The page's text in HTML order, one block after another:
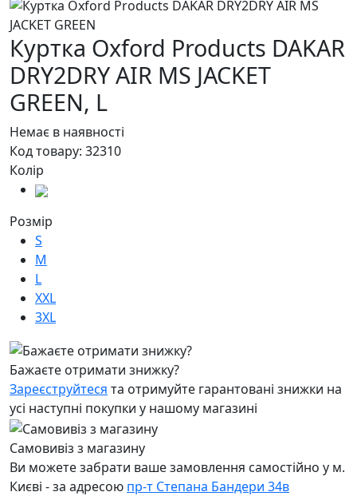
Куртка Oxford Products DAKAR
DRY2DRY AIR MS JACKET
GREEN, L
Немає в наявності
Код товару: 32310
Колір
Розмір
S
M
L
XXL
3XL
Бажаєте отримати знижку?
Зареєструйтеся та отримуйте гарантовані знижки на
усі наступні покупки у нашому магазині
Самовивіз з магазину
Ви можете забрати ваше замовлення самостійно у м.
Києві - за адресою пр-т Степана Бандери 34в